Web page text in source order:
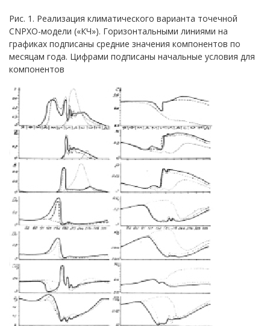
Рис. 1. Реализация климатического варианта точечной
СNPXО-модели («КЧ»). Горизонтальными линиями на
графиках подписаны средние значения компонентов по
месяцам года. Цифрами подписаны начальные условия для
компонентов